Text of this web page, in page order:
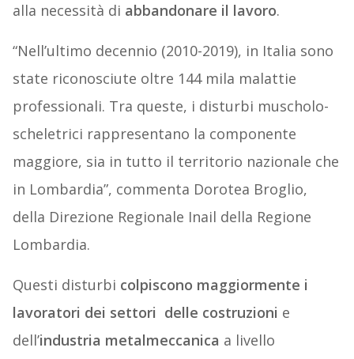
alla necessità di abbandonare il lavoro.
“Nell’ultimo decennio (2010-2019), in Italia sono
state riconosciute oltre 144 mila malattie
professionali. Tra queste, i disturbi muscholo-
scheletrici rappresentano la componente
maggiore, sia in tutto il territorio nazionale che
in Lombardia”, commenta Dorotea Broglio,
della Direzione Regionale Inail della Regione
Lombardia.
Questi disturbi colpiscono maggiormente i
lavoratori dei settori delle costruzioni e
dell’industria metalmeccanica a livello